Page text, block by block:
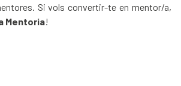
Si vols convertir-te en mentor/a,
Mentoria!